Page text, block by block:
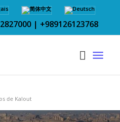
| +989126123768
de Kalout